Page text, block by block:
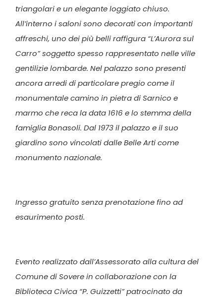
triangolari e un elegante loggiato chiuso.
All’interno i saloni sono decorati con importanti
affreschi, uno dei più belli raffigura “L’Aurora sul
Carro” soggetto spesso rappresentato nelle ville
gentilizie lombarde. Nel palazzo sono presenti
ancora arredi di particolare pregio come il
monumentale camino in pietra di Sarnico e
marmo che reca la data 1616 e lo stemma della
famiglia Bonasoli. Dal 1973 il palazzo e il suo
giardino sono vincolati dalle Belle Arti come
monumento nazionale.
Ingresso gratuito senza prenotazione fino ad
esaurimento posti.
Evento realizzato dall’Assessorato alla cultura del
Comune di Sovere in collaborazione con la
Biblioteca Civica “P. Guizzetti” patrocinato da